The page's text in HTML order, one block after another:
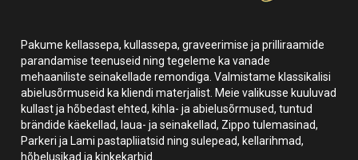
Pakume kellassepa, kullassepa, graveerimise ja prilliraamide
parandamise teenuseid ning tegeleme ka vanade
mehaaniliste seinakellade remondiga. Valmistame klassikalisi
abielusõrmuseid ka kliendi materjalist. Meie valikusse kuuluvad
kullast ja hõbedast ehted, kihla- ja abielusõrmused, tuntud
brändide käekellad, laua- ja seinakellad, Zippo tulemasinad,
Parkeri ja Lami pastapliiatsid ning sulepead, kellarihmad,
hõbelusikad ja kinkekarbid.